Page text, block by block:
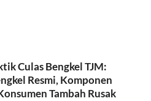
Culas Bengkel TJM:
Resmi, Komponen
Tambah Rusak